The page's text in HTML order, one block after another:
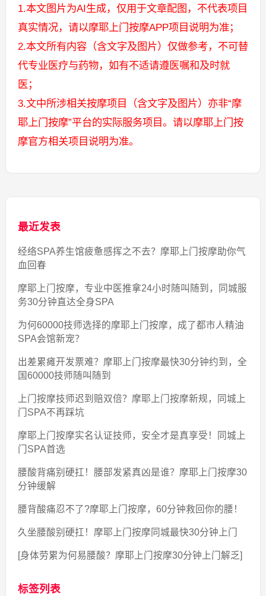
1.本文图片为AI生成，仅用于文章配图，不代表项目
真实情况，请以摩耶上门按摩APP项目说明为准；
2.本文所有内容（含文字及图片）仅做参考，不可替
代专业医疗与药物，如有不适请遵医嘱和及时就
医；
3.文中所涉相关按摩项目（含文字及图片）亦非“摩
耶上门按摩”平台的实际服务项目。请以摩耶上门按
摩官方相关项目说明为准。
最近发表
经络SPA养生馆疲惫感挥之不去？摩耶上门按摩助你气
血回春
摩耶上门按摩，专业中医推拿24小时随叫随到，同城服
务30分钟直达全身SPA
为何60000技师选择的摩耶上门按摩，成了都市人精油
SPA会馆新宠？
出差累瘫开发票难？摩耶上门按摩最快30分钟约到，全
国60000技师随叫随到
上门按摩技师迟到赔双倍？摩耶上门按摩新规，同城上
门SPA不再踩坑
摩耶上门按摩实名认证技师，安全才是真享受！同城上
门SPA首选
腰酸背痛别硬扛！腰部发紧真凶是谁？摩耶上门按摩30
分钟缓解
腰背酸痛忍不了?摩耶上门按摩，60分钟救回你的腰！
久坐腰酸别硬扛！摩耶上门按摩同城最快30分钟上门
[身体劳累为何易腰酸？摩耶上门按摩30分钟上门解乏]
标签列表